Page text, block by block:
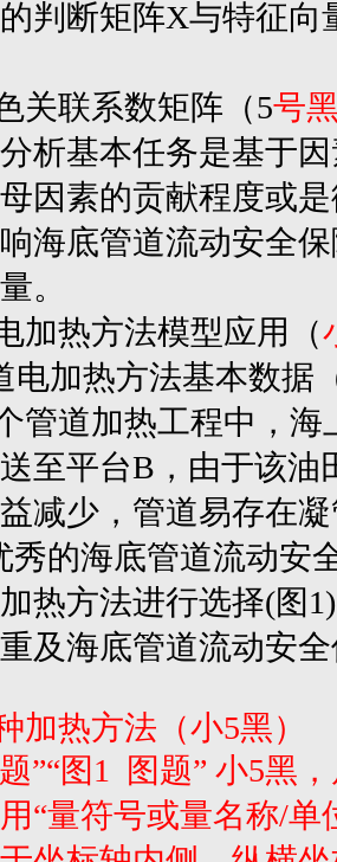
的判断矩阵X与特征
关联系数矩阵（5号
析基本任务是基于
因素的贡献程度或
海底管道流动安全
。
加热方法模型应用（
电加热方法基本数据
管道加热工程中，海
至平台B，由于该
减少，管道易存在
的海底管道流动安
热方法进行选择(图
及海底管道流动安
加热方法（小5黑）
”“图1 图题” 小5黑
“量符号或量名称/